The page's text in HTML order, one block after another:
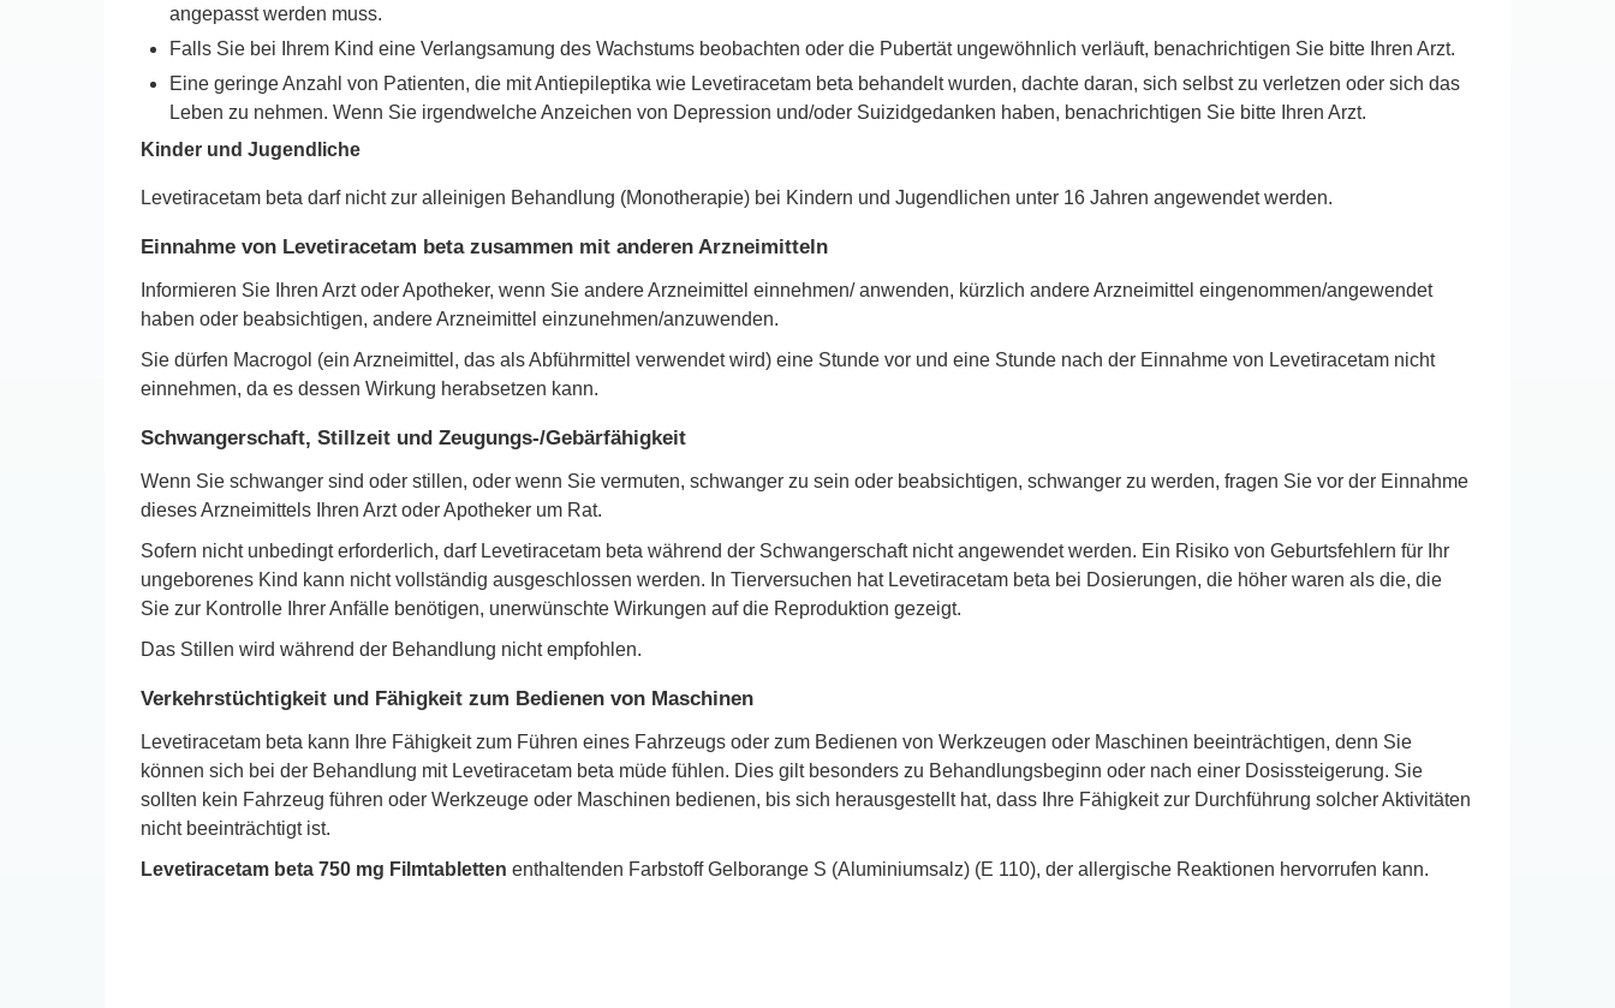
angepasst werden muss.
Falls Sie bei Ihrem Kind eine Verlangsamung des Wachstums beobachten oder die Pubertät ungewöhnlich verläuft, benachrichtigen Sie bitte Ihren Arzt.
Eine geringe Anzahl von Patienten, die mit Antiepileptika wie Levetiracetam beta behandelt wurden, dachte daran, sich selbst zu verletzen oder sich das
Leben zu nehmen. Wenn Sie irgendwelche Anzeichen von Depression und/oder Suizidgedanken haben, benachrichtigen Sie bitte Ihren Arzt.
Kinder und Jugendliche
Levetiracetam beta darf nicht zur alleinigen Behandlung (Monotherapie) bei Kindern und Jugendlichen unter 16 Jahren angewendet werden.
Einnahme von Levetiracetam beta zusammen mit anderen Arzneimitteln
Informieren Sie Ihren Arzt oder Apotheker, wenn Sie andere Arzneimittel einnehmen/ anwenden, kürzlich andere Arzneimittel eingenommen/angewendet
haben oder beabsichtigen, andere Arzneimittel einzunehmen/anzuwenden.
Sie dürfen Macrogol (ein Arzneimittel, das als Abführmittel verwendet wird) eine Stunde vor und eine Stunde nach der Einnahme von Levetiracetam nicht
einnehmen, da es dessen Wirkung herabsetzen kann.
Schwangerschaft, Stillzeit und Zeugungs-/Gebärfähigkeit
Wenn Sie schwanger sind oder stillen, oder wenn Sie vermuten, schwanger zu sein oder beabsichtigen, schwanger zu werden, fragen Sie vor der Einnahme
dieses Arzneimittels Ihren Arzt oder Apotheker um Rat.
Sofern nicht unbedingt erforderlich, darf Levetiracetam beta während der Schwangerschaft nicht angewendet werden. Ein Risiko von Geburtsfehlern für Ihr
ungeborenes Kind kann nicht vollständig ausgeschlossen werden. In Tierversuchen hat Levetiracetam beta bei Dosierungen, die höher waren als die, die
Sie zur Kontrolle Ihrer Anfälle benötigen, unerwünschte Wirkungen auf die Reproduktion gezeigt.
Das Stillen wird während der Behandlung nicht empfohlen.
Verkehrstüchtigkeit und Fähigkeit zum Bedienen von Maschinen
Levetiracetam beta kann Ihre Fähigkeit zum Führen eines Fahrzeugs oder zum Bedienen von Werkzeugen oder Maschinen beeinträchtigen, denn Sie
können sich bei der Behandlung mit Levetiracetam beta müde fühlen. Dies gilt besonders zu Behandlungsbeginn oder nach einer Dosissteigerung. Sie
sollten kein Fahrzeug führen oder Werkzeuge oder Maschinen bedienen, bis sich herausgestellt hat, dass Ihre Fähigkeit zur Durchführung solcher Aktivitäten
nicht beeinträchtigt ist.
Levetiracetam beta 750 mg Filmtabletten enthaltenden Farbstoff Gelborange S (Aluminiumsalz) (E 110), der allergische Reaktionen hervorrufen kann.